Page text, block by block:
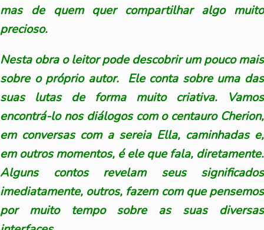
mas de quem quer compartilhar algo muito
precioso.
Nesta obra o leitor pode descobrir um pouco mais
sobre o próprio autor. Ele conta sobre uma das
suas lutas de forma muito criativa. Vamos
encontrá-lo nos diálogos com o centauro Cherion,
em conversas com a sereia Ella, caminhadas e,
em outros momentos, é ele que fala, diretamente.
Alguns contos revelam seus significados
imediatamente, outros, fazem com que pensemos
por muito tempo sobre as suas diversas